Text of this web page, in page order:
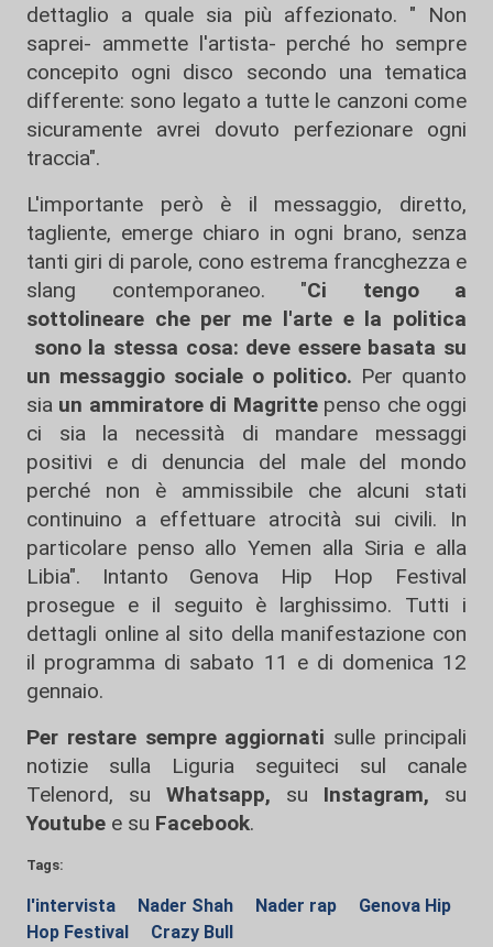
dettaglio a quale sia più affezionato. " Non
saprei- ammette l'artista- perché ho sempre
concepito ogni disco secondo una tematica
differente: sono legato a tutte le canzoni come
sicuramente avrei dovuto perfezionare ogni
traccia".
L'importante però è il messaggio, diretto,
tagliente, emerge chiaro in ogni brano, senza
tanti giri di parole, cono estrema francghezza e
slang contemporaneo. "Ci tengo a
sottolineare che per me l'arte e la politica
sono la stessa cosa: deve essere basata su
un messaggio sociale o politico. Per quanto
sia un ammiratore di Magrittepenso che oggi
ci sia la necessità di mandare messaggi
positivi e di denuncia del male del mondo
perché non è ammissibile che alcuni stati
continuino a effettuare atrocità sui civili. In
particolare penso allo Yemen alla Siria e alla
Libia". Intanto Genova Hip Hop Festival
prosegue e il seguito è larghissimo. Tutti i
dettagli online al sito della manifestazione con
il programma di sabato 11 e di domenica 12
gennaio.
Per restare sempre aggiornati sulle principali
notizie sulla Liguria seguiteci sul canale
Telenord, su
Whatsapp, su Instagram, su
Youtube e su Facebook.
Tags:
l'intervista Nader Shah Nader rap
Genova Hip
Hop Festival
Crazy Bull